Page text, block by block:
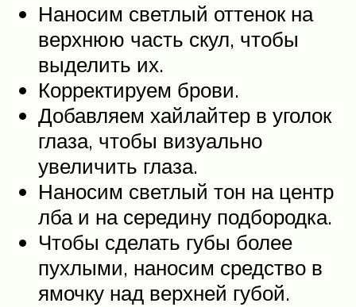
Наносим светлый оттенок на
верхнюю часть скул, чтобы
выделить их.
Корректируем брови.
Добавляем хайлайтер в уголок
глаза, чтобы визуально
увеличить глаза.
Наносим светлый тон на центр
лба и на середину подбородка.
Чтобы сделать губы более
пухлыми, наносим средство в
ямочку над верхней губой.